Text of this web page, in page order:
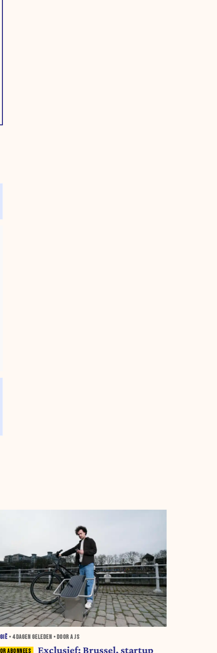
• 4 DAGEN GELEDEN • DOOR A JS
Exclusief: Brussel, startup